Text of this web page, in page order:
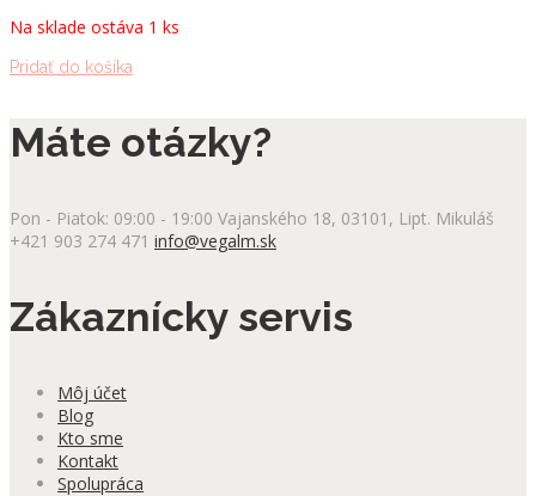
24.90 €.19.90 €.
Na sklade ostáva 1 ks
Pridať do košíka
Máte otázky?
Pon - Piatok: 09:00 - 19:00 Vajanského 18, 03101, Lipt. Mikuláš
+421 903 274 471 info@vegalm.sk
Zákaznícky servis
Môj účet
Blog
Kto sme
Kontakt
Spolupráca